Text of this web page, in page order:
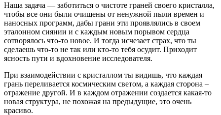
Наша задача — заботиться о чистоте граней своего кристалла,
чтобы все они были очищены от ненужной пыли времен и
наносных программ, дабы грани эти проявлялись в своем
эталонном сиянии и с каждым новым порывом сердца
сотворялось что-то новое. И тогда исчезает страх, что ты
сделаешь что-то не так или кто-то тебя осудит. Приходит
ясность пути и вдохновение исследователя.
При взаимодействии с кристаллом ты видишь, что каждая
грань переливается космическим светом, а каждая сторона –
отражение другой. И в каждом отражении создается какая-то
новая структура, не похожая на предыдущие, это очень
красиво.